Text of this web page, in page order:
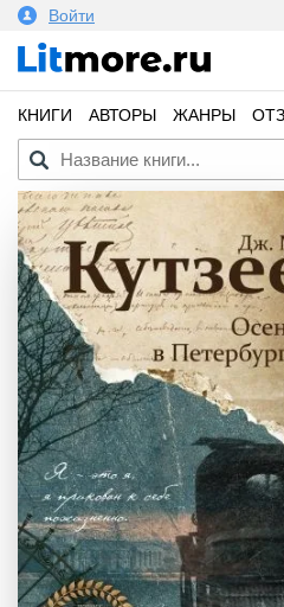
Войти
КНИГИ АВТОРЫ ЖАНРЫ